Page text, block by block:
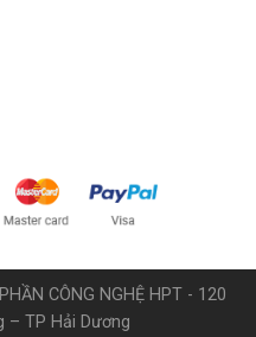
CÔNG NGHỆ HPT - 120
– TP Hải Dương